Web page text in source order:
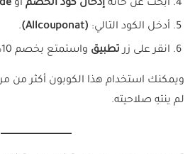
ابحث عن خانة إدخال كود الخصم أو
أدخل الكود التالي: (Allcouponat)
.
انقر على زرتطبيق واستمتع بخصم 10% فوري على الإجمالي.
ويمكنك استخدام هذا الكوبون أكثر من
لم ينتهِ صلاحيته.